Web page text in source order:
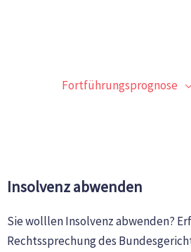
Fortführungsprognose
Insolvenz abwenden
Sie wolllen Insolvenz abwenden?
Rechtssprechung des